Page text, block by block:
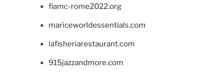
fiamc-rome2022.org
mariceworldessentials.com
lafisheriarestaurant.com
915jazzandmore.com